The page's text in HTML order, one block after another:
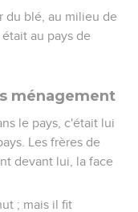
du blé, au milieu de
au pays de
ménagement
le pays, c'était lui
Les frères de
devant lui, la face
; mais il fit